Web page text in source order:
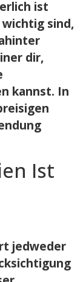
ist
sind,
dir,
kannst. In
Ist
jedweder